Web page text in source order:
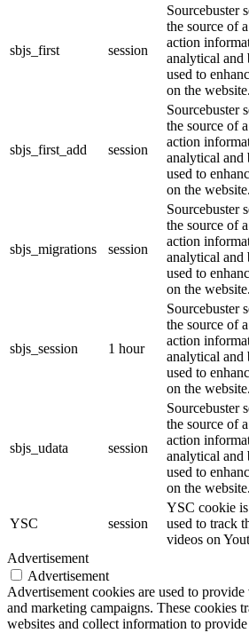
sbjs_first session
Sourcebuster
the source of
action
analytical and
used to
on the website.
sbjs_first_add session
Sourcebuster
the source of
action
analytical and
used to
on the website.
sbjs_migrations session
Sourcebuster
the source of
action
analytical and
used to
on the website.
sbjs_session 1 hour
Sourcebuster
the source of
action
analytical and
used to
on the website.
sbjs_udata session
Sourcebuster
the source of
action
analytical and
used to
on the website.
YSC session
YSC cookie
used to track
videos on
Advertisement
Advertisement
Advertisement cookies are used to
and marketing campaigns. These cookies
websites and collect information to provide